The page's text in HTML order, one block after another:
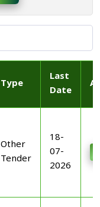
Type
Last
Date
Other
Tender
18-
07-
2026